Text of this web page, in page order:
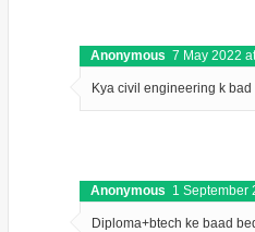
Anonymous 7 May 2022
Kya civil engineering k bad
Anonymous 1 September
Diploma+btech ke baad